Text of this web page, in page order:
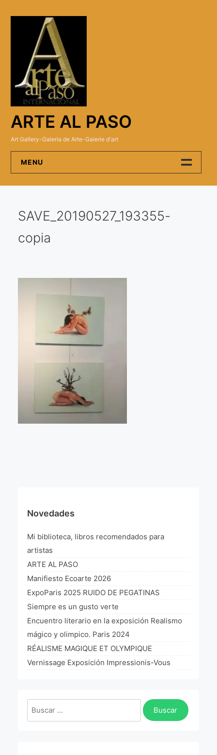
ARTE AL PASO
Art Gallery-Galeria de Arte-Galerie d'art
MENU
Artistas
Galería virtual
Presse
Qué dicen de nosotros?
Política de cookies
Expositions
Bruit de gommettes Paris 2025
«Réalisme Magique et Olympique» PARIS 2024
L’art Latino-américain à Paris 2019
Reflecting Source. NY 2019
«Sincronías con sentido» Bogotá Colombia 2019
«Huellas trashumantes» New York 2018
Commissaire D’exposition
SAVE_20190527_193355-
copia
Novedades
Mi biblioteca, libros recomendados para
artistas
ARTE AL PASO
Manifiesto Ecoarte 2026
ExpoParis 2025 RUIDO DE PEGATINAS
Siempre es un gusto verte
Encuentro literario en la exposición Realismo
mágico y olimpico. Paris 2024
RÉALISME MAGIQUE ET OLYMPIQUE
Vernissage Exposición Impressionis-Vous
Buscar: